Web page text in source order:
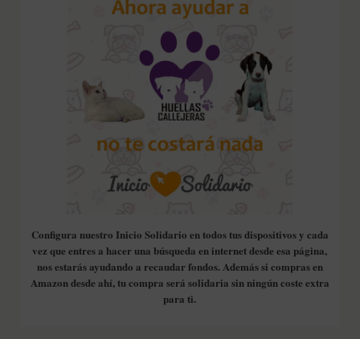
Configura nuestro Inicio Solidario en todos tus dispositivos y cada
vez que entres a hacer una búsqueda en internet desde esa página,
nos estarás ayudando a recaudar fondos. Además si compras en
Amazon desde ahí, tu compra será solidaria sin ningún coste extra
para ti.